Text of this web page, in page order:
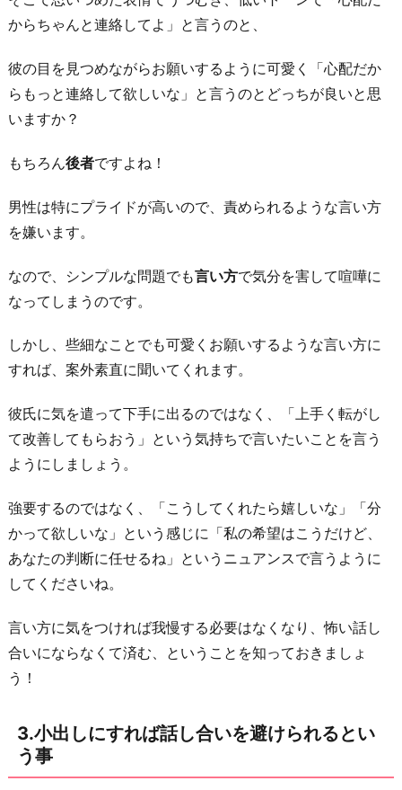
避
け
ら
れ
と
う
事
4.
長
き
の
め
に
は
話
が
必
須
で
あ
5.
話
し
からちゃんと連絡してよ」と言うのと、
彼の目を見つめながらお願いするように可愛く「心配だか
らもっと連絡して欲しいな」と言うのとどっちが良いと思
いますか？
もちろん後者ですよね！
男性は特にプライドが高いので、責められるような言い方
を嫌います。
なので、シンプルな問題でも言い方で気分を害して喧嘩に
なってしまうのです。
しかし、些細なことでも可愛くお願いするような言い方に
すれば、案外素直に聞いてくれます。
彼氏に気を遣って下手に出るのではなく、「上手く転がし
て改善してもらおう」という気持ちで言いたいことを言う
ようにしましょう。
強要するのではなく、「こうしてくれたら嬉しいな」「分
かって欲しいな」という感じに「私の希望はこうだけど、
あなたの判断に任せるね」というニュアンスで言うように
してくださいね。
言い方に気をつければ我慢する必要はなくなり、怖い話し
合いにならなくて済む、ということを知っておきましょ
う！
3.小出しにすれば話し合いを避けられるとい
う事